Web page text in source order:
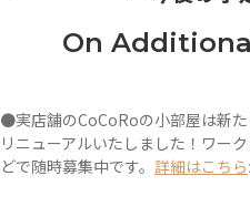
On
●実店舗のCoCoRoの小部屋は新
リニューアルいたしました！ワー
どで随時募集中です。 詳細はこちら